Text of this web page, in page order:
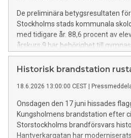
De preliminära betygsresultaten
Stockholms stads kommunala
med tidigare år. 88,6 procent av
årskurs 9 har behörighet till
vid samma tid förra året var 87,3
inte varit så här hög sedan
Historisk brandstation
18.6.2026 13:00:00 CEST
Onsdagen den 17 juni hissades
Kungsholmens brandstation efter
Storstockholms brandförsvars
Hantverkargatan har